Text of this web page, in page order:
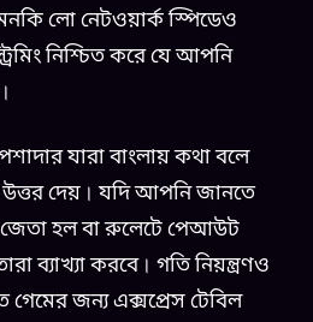
লো নেটওয়ার্ক স্পিডেও
নিশ্চিত করে যে আপনি
যারা বাংলায় কথা বলে
দেয়। যদি আপনি জানতে
হল বা রুলেটে পেআউট
ব্যাখ্যা করবে। গতি নিয়ন্ত্রণও
জন্য এক্সপ্রেস টেবিল